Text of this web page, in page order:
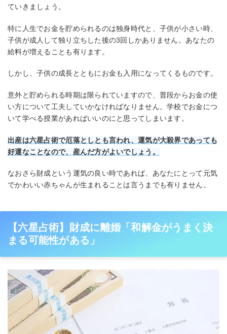
ていきましょう。
特に人生でお金を貯められるのは独身時代と、子供が小さい時、
子供が成人して独り立ちした後の3回しかありません。あなたの
給料が増えることも有ります。
しかし、子供の成長とともにお金も入用になってくるものです。
意外と貯められる時期は限られていますので、普段からお金の使
い方について工夫していかなければなりません。学校でお金につ
いて学べる授業があればいいのにと思ってしまいます。
出産は六星占術で厄落としとも言われ、運気が大殺界であっても
好運なことなので、 産んだ方がよいでしょう。
なおさら財成という運気の良い時であれば、あなたにとって元気
でかわいい赤ちゃんが生まれることは言うまでも有りません。
【六星占術】財成に離婚「和解金がうまく決
まる可能性がある」